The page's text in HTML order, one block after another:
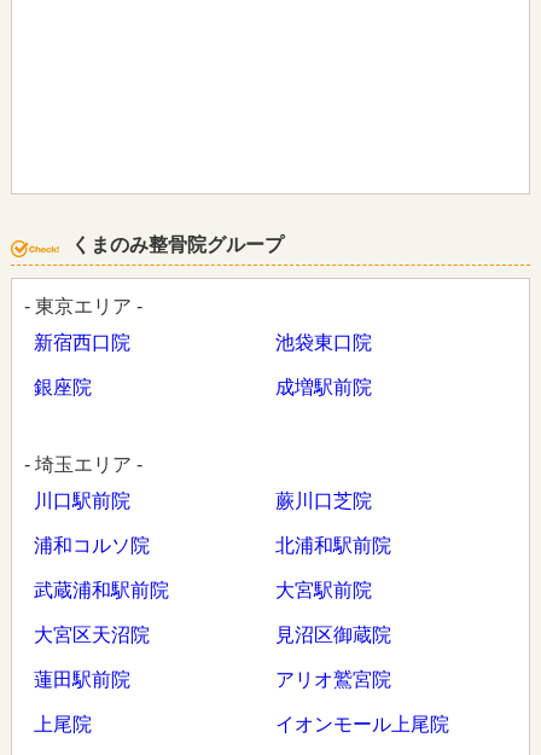
くまのみ整骨院グループ
- 東京エリア -
新宿西口院
池袋東口院
銀座院 成増駅前院
- 埼玉エリア -
川口駅前院
蕨川口芝院
浦和コルソ院 北浦和駅前院
武蔵浦和駅前院 大宮駅前院
大宮区天沼院 見沼区御蔵院
蓮田駅前院 アリオ鷲宮院
上尾院 イオンモール上尾院